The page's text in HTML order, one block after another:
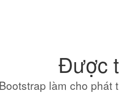
Được
Bootstrap làm cho phát